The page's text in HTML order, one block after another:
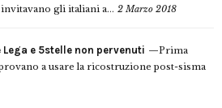
gli italiani a... 2 Marzo 2018
e 5stelle non pervenuti
Prima
a usare la ricostruzione post-sisma